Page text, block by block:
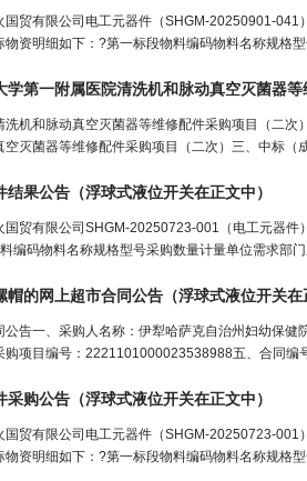
国贸有限公司电工元器件（SHGM-20250901-
物资明细如下：?第一标段物料编码物料名称规格
机和脉动真空灭菌器等维修配件采购项目（二
灭菌器等维修配件采购项目（二次）三、中标
结果公告（浮球式液位开关在正文中）
国贸有限公司SHGM-20250723-001（电工元器
编码物料名称规格型号采购数量计量单位需求
帽的网上超市合同公告（浮球式液位开关在
公告一、采购人名称：伊犁哈萨克自治州妇幼保
购项目编号：2221101000023538988五、合同
采购公告（浮球式液位开关在正文中）
国贸有限公司电工元器件（SHGM-20250723-
物资明细如下：?第一标段物料编码物料名称规格